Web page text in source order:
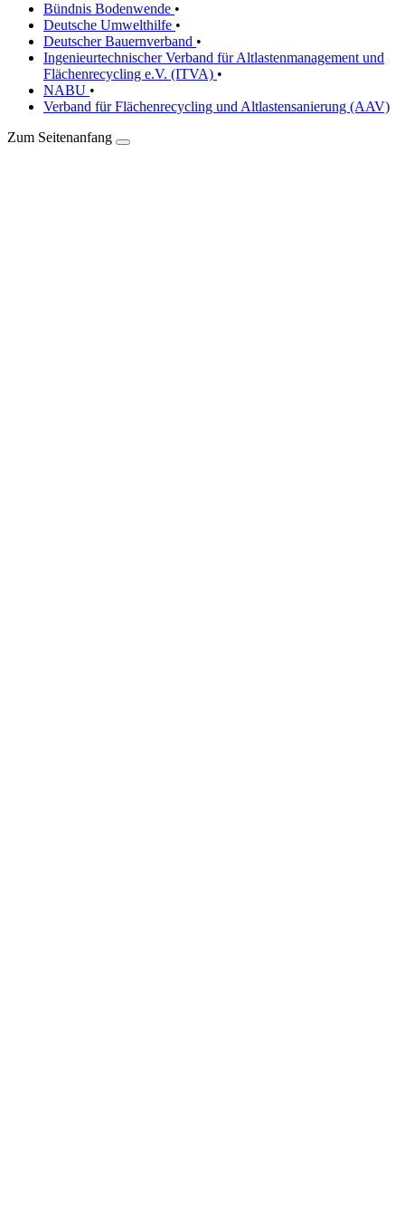
Bündnis Bodenwende •
Deutsche Umwelthilfe •
Deutscher Bauernverband •
Ingenieurtechnischer Verband für Altlastenmanagement und
Flächenrecycling e.V. (ITVA) •
NABU •
Verband für Flächenrecycling und Altlastensanierung (AAV)
Zum Seitenanfang